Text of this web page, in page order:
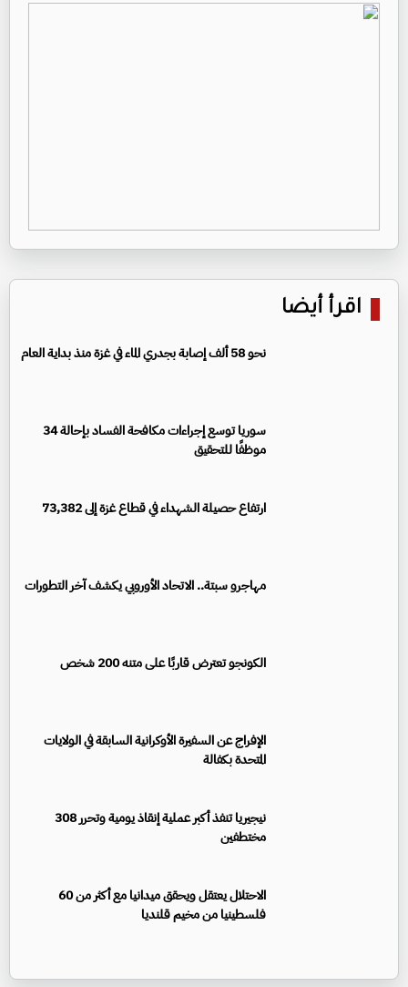
اقرأ أيضا
نحو 58 ألف إصابة بجدري الماء في غزة منذ بداية العام
سوريا توسع إجراءات مكافحة الفساد بإحالة 34
موظفًا للتحقيق
ارتفاع حصيلة الشهداء في قطاع غزة إلى 73,382
مهاجرو سبتة.. الاتحاد الأوروبي يكشف آخر التطورات
الكونجو تعترض قاربًا على متنه 200 شخص
الإفراج عن السفيرة الأوكرانية السابقة في الولايات
المتحدة بكفالة
نيجيريا تنفذ أكبر عملية إنقاذ يومية وتحرر 308
مختطفين
الاحتلال يعتقل ويحقق ميدانيا مع أكثر من 60
فلسطينيا من مخيم قلنديا